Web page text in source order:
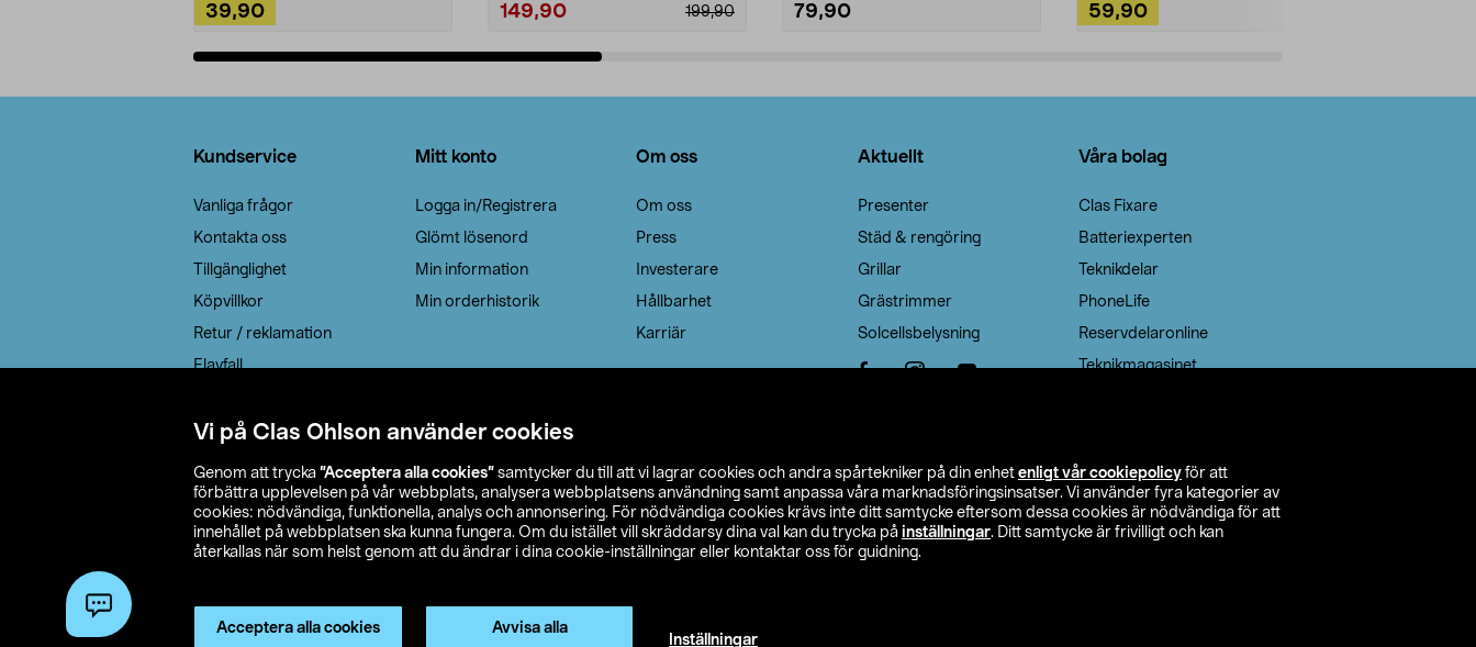
Vi på Clas Ohlson använder cookies
Genom att trycka ”Acceptera alla cookies” samtycker du till att vi lagrar cookies och andra spårtekniker på din enhet enligt vår cookiepolicy för att
förbättra upplevelsen på vår webbplats, analysera webbplatsens användning samt anpassa våra marknadsföringsinsatser. Vi använder fyra kategorier av
cookies: nödvändiga, funktionella, analys och annonsering. För nödvändiga cookies krävs inte ditt samtycke eftersom dessa cookies är nödvändiga för att
innehållet på webbplatsen ska kunna fungera. Om du istället vill skräddarsy dina val kan du trycka på inställningar. Ditt samtycke är frivilligt och kan
återkallas när som helst genom att du ändrar i dina cookie-inställningar eller kontaktar oss för guidning.
Acceptera alla cookies Avvisa alla
Inställningar
39,90 199,90
149,90 79,90 59,90
Kundservice
Vanliga frågor
Kontakta oss
Tillgänglighet
Köpvillkor
Retur / reklamation
Elavfall
Leveransalternativ
Mitt konto
Logga in/Registrera
Glömt lösenord
Min information
Min orderhistorik
Om oss
Om oss
Press
Investerare
Hållbarhet
Karriär
Aktuellt
Presenter
Städ & rengöring
Grillar
Grästrimmer
Solcellsbelysning
Våra bolag
Clas Fixare
Batteriexperten
Teknikdelar
PhoneLife
Reservdelaronline
Teknikmagasinet